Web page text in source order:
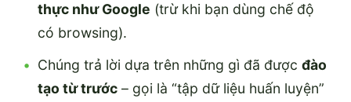
thực như Google (trừ khi bạn dùng chế độ
có browsing).
Chúng trả lời dựa trên những gì đã được đào
tạo từ trước – gọi là “tập dữ liệu huấn luyện”